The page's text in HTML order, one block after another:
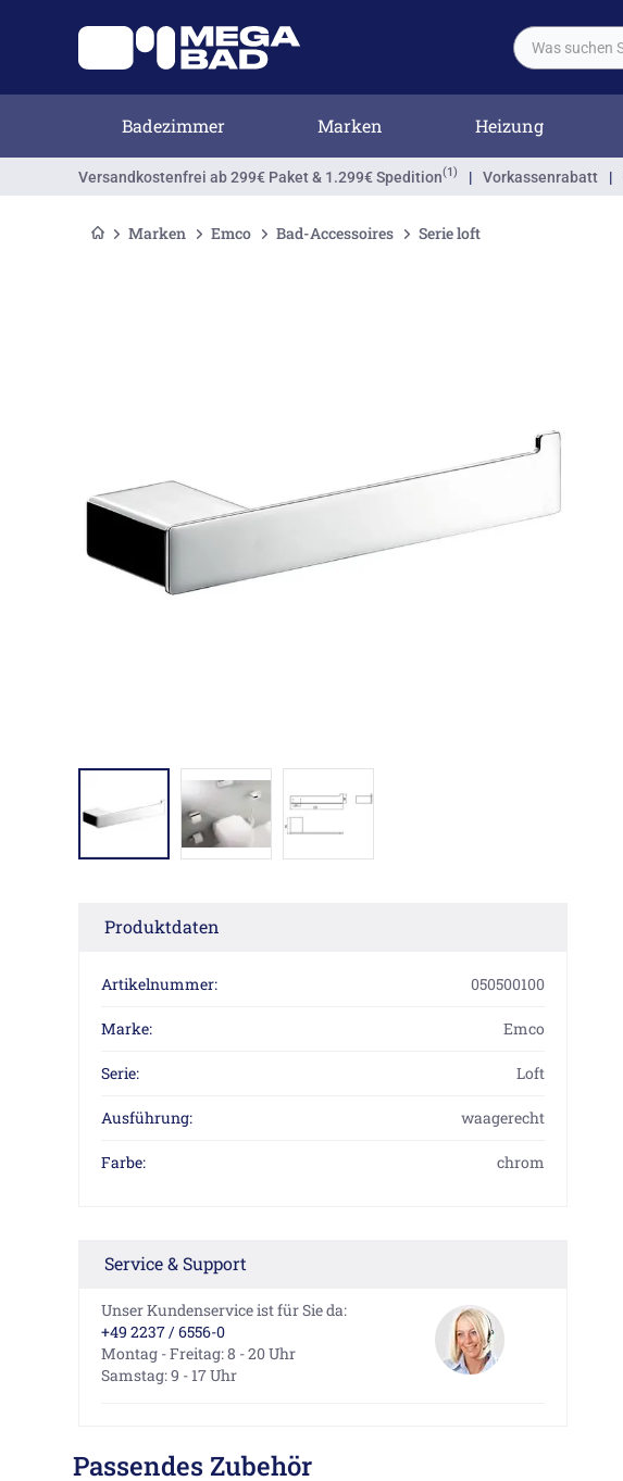
Badezimmer Marken Heizung
Versandkostenfrei ab 299€ Paket & 1.299€ Spedition(1) | Vorkassenrabatt |
Marken Emco Bad-Accessoires Serie loft
Produktdaten
Artikelnummer: 050500100
Marke: Emco
Serie: Loft
Ausführung: waagerecht
Farbe: chrom
Service & Support
Unser Kundenservice ist für Sie da:
+49 2237 / 6556-0
Montag - Freitag: 8 - 20 Uhr
Samstag: 9 - 17 Uhr
Passendes Zubehör